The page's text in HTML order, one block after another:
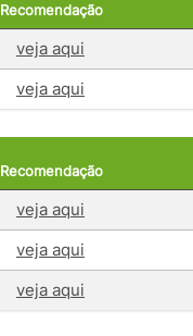
Recomendação
veja aqui
veja aqui
Recomendação
veja aqui
veja aqui
veja aqui